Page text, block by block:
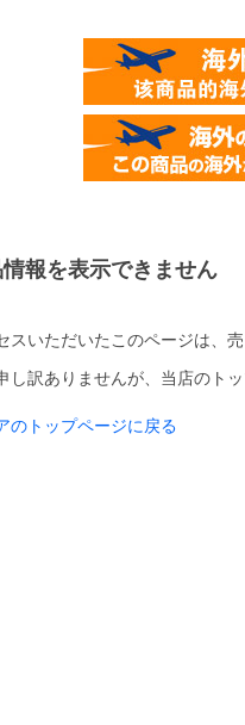
報を表示できません
スいただいたこのページは、
し訳ありませんが、当店のト
のトップページに戻る